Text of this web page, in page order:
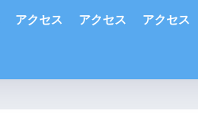
アクセス アクセス アクセス